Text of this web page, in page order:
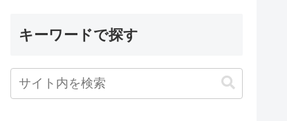
キーワードで探す